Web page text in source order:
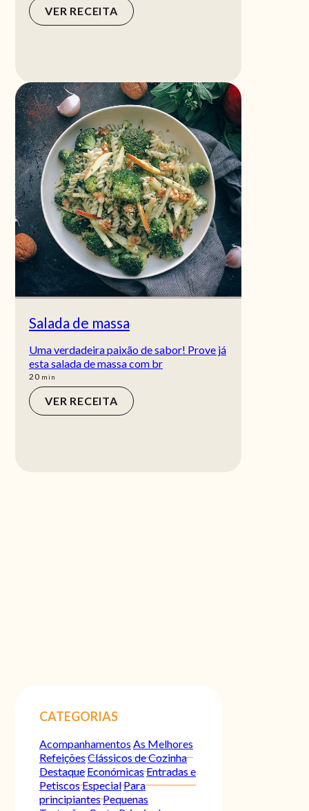
VER RECEITA
Salada de massa
Uma verdadeira paixão de sabor! Prove já
esta salada de massa com br
20min
min
VER RECEITA
CATEGORIAS
Acompanhamentos As Melhores
RefeiçõesClássicos de Cozinha
Destaque EconómicasEntradas e
PetiscosEspecialPara
principiantesPequenas